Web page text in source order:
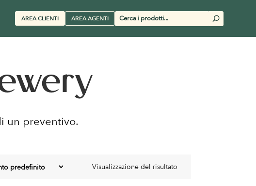
AREA CLIENTI AREA AGENTI
Cerca
prodotti
U
un preventivo.
Visualizzazione del risultato